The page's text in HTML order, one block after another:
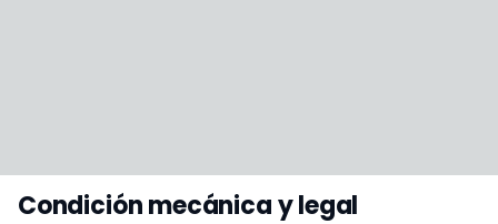
Condición mecánica y legal